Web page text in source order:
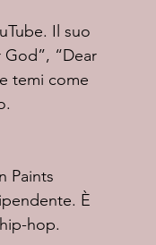
“Dear
temi come
È
hop.